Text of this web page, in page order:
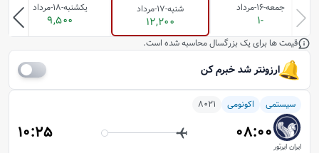
جمعه-16-مرداد
-1
شنبه-17-مرداد
12,200
یکشنبه-18-مرداد
9,500
قیمت ها برای یک بزرگسال محاسبه شده است.
ارزونتر شد خبرم کن
سیستمی اکونومی 8021
ایران ایرتور
08:00
10:25